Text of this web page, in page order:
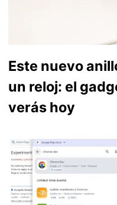
Este nuevo
un reloj: el
verás hoy